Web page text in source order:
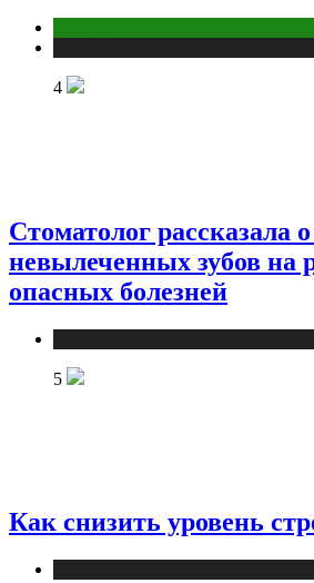
4
Стоматолог рассказала
невылеченных зубов на
опасных болезней
5
Как снизить уровень